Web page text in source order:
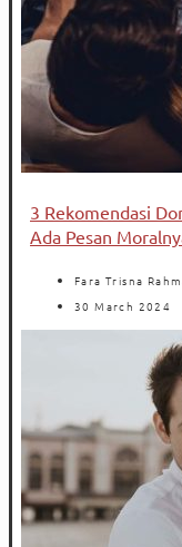
3 Rekomendasi
Ada Pesan
Fara Trisna
30 March 2024